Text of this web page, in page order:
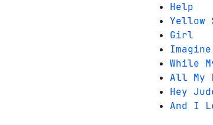
Help
Yellow
Girl
Imagine
While
All My
Hey
And I